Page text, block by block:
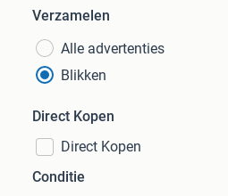
Verzamelen
Alle advertenties
Blikken
Direct Kopen
Direct Kopen
Conditie